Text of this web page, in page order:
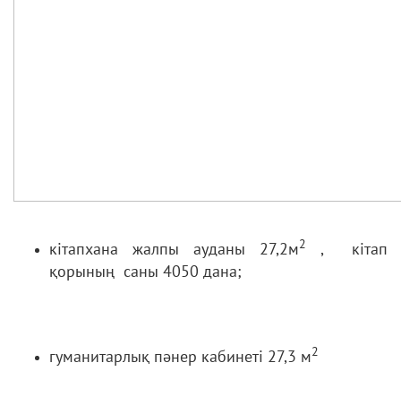
кітапхана жалпы ауданы 27,2м2
, кітап
қорының саны 4050 дана;
гуманитарлық пәнер кабинеті 27,3 м2